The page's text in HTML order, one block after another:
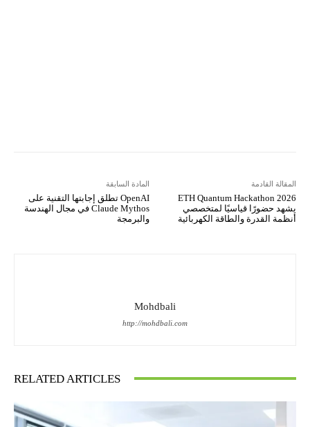
المادة السابقة
OpenAI تطلق إجابتها التقنية على
Claude Mythos في مجال الهندسة
والبرمجة
المقالة القادمة
ETH Quantum Hackathon 2026
يشهد حضورًا قياسيًا لمتخصصي
أنظمة القدرة والطاقة الكهربائية
Mohdbali
http://mohdbali.com
RELATED ARTICLES